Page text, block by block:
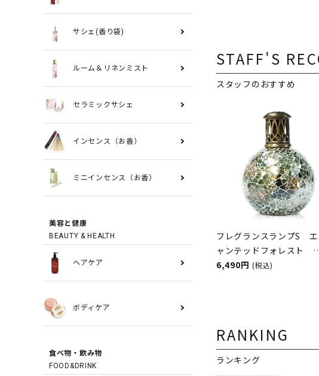
サシェ(香り袋)
ルーム＆リネンミスト
セラミックサシェ
インセンス（お香）
ミニインセンス（お香）
美容と健康
BEAUTY & HEALTH
ヘアケア
ボディケア
食べ物・飲み物
FOOD&DRINK
STAFF'S
スタッフのおすすめ
フレグランスランプS エ
ャンテッドフォレスト
ASHLEIGH&BURWOOD（
6,490円 (税込)
RANKING
ランキング